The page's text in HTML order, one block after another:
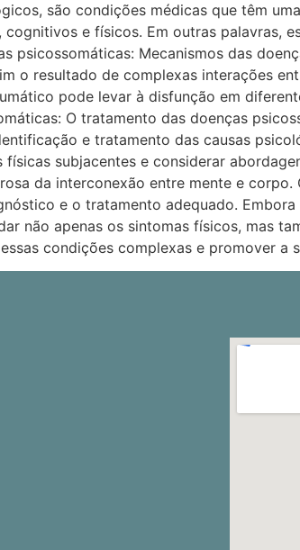
são condições médicas que têm
e físicos. Em outras palavras,
psicossomáticas: Mecanismos das
o resultado de complexas interações
pode levar à disfunção em
O tratamento das doenças
e tratamento das causas
subjacentes e considerar
da interconexão entre mente e
e o tratamento adequado.
não apenas os sintomas físicos, mas
condições complexas e promover a